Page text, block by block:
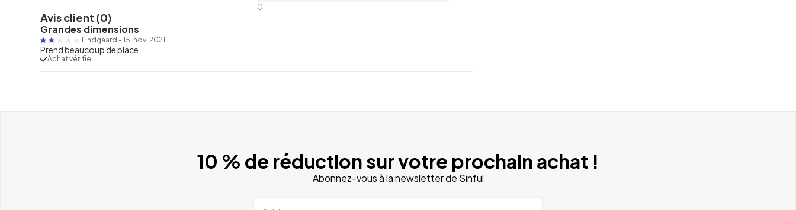
0
Avis client (0)
Grandes dimensions
Lindgaard - 15. nov. 2021
Prend beaucoup de place
Achat vérifié
10 % de réduction sur votre prochain achat !
Abonnez-vous à la newsletter de Sinful